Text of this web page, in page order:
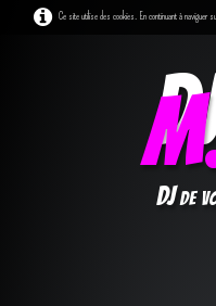
Ce site utilise des cookies. En continuant à naviguer
DJ de